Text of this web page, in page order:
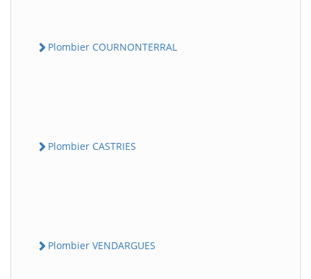
Plombier COURNONTERRAL
Plombier CASTRIES
Plombier VENDARGUES